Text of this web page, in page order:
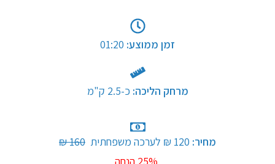
זמן ממוצע:
מרחק הליכה: כ-2.5 ק"מ​
מחיר: 120 ₪ לערכה משפחתית
160 ₪